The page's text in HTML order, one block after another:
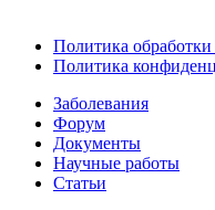
Политика
Политика
Заболевания
Форум
Документы
Научные работы
Статьи